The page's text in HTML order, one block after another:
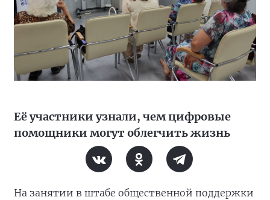
Её участники узнали, чем цифровые
помощники могут облегчить жизнь
На занятии в штабе общественной поддержки